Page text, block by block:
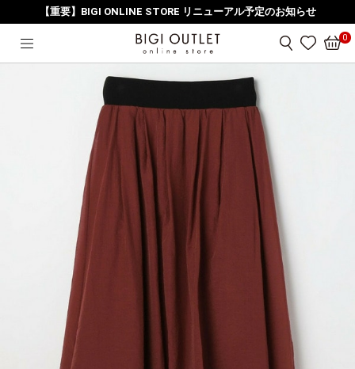
【重要】BIGI ONLINE STORE リニューアル予定のお知らせ
0
スカート
コットンナイロンオーガンジータックフレアースカート